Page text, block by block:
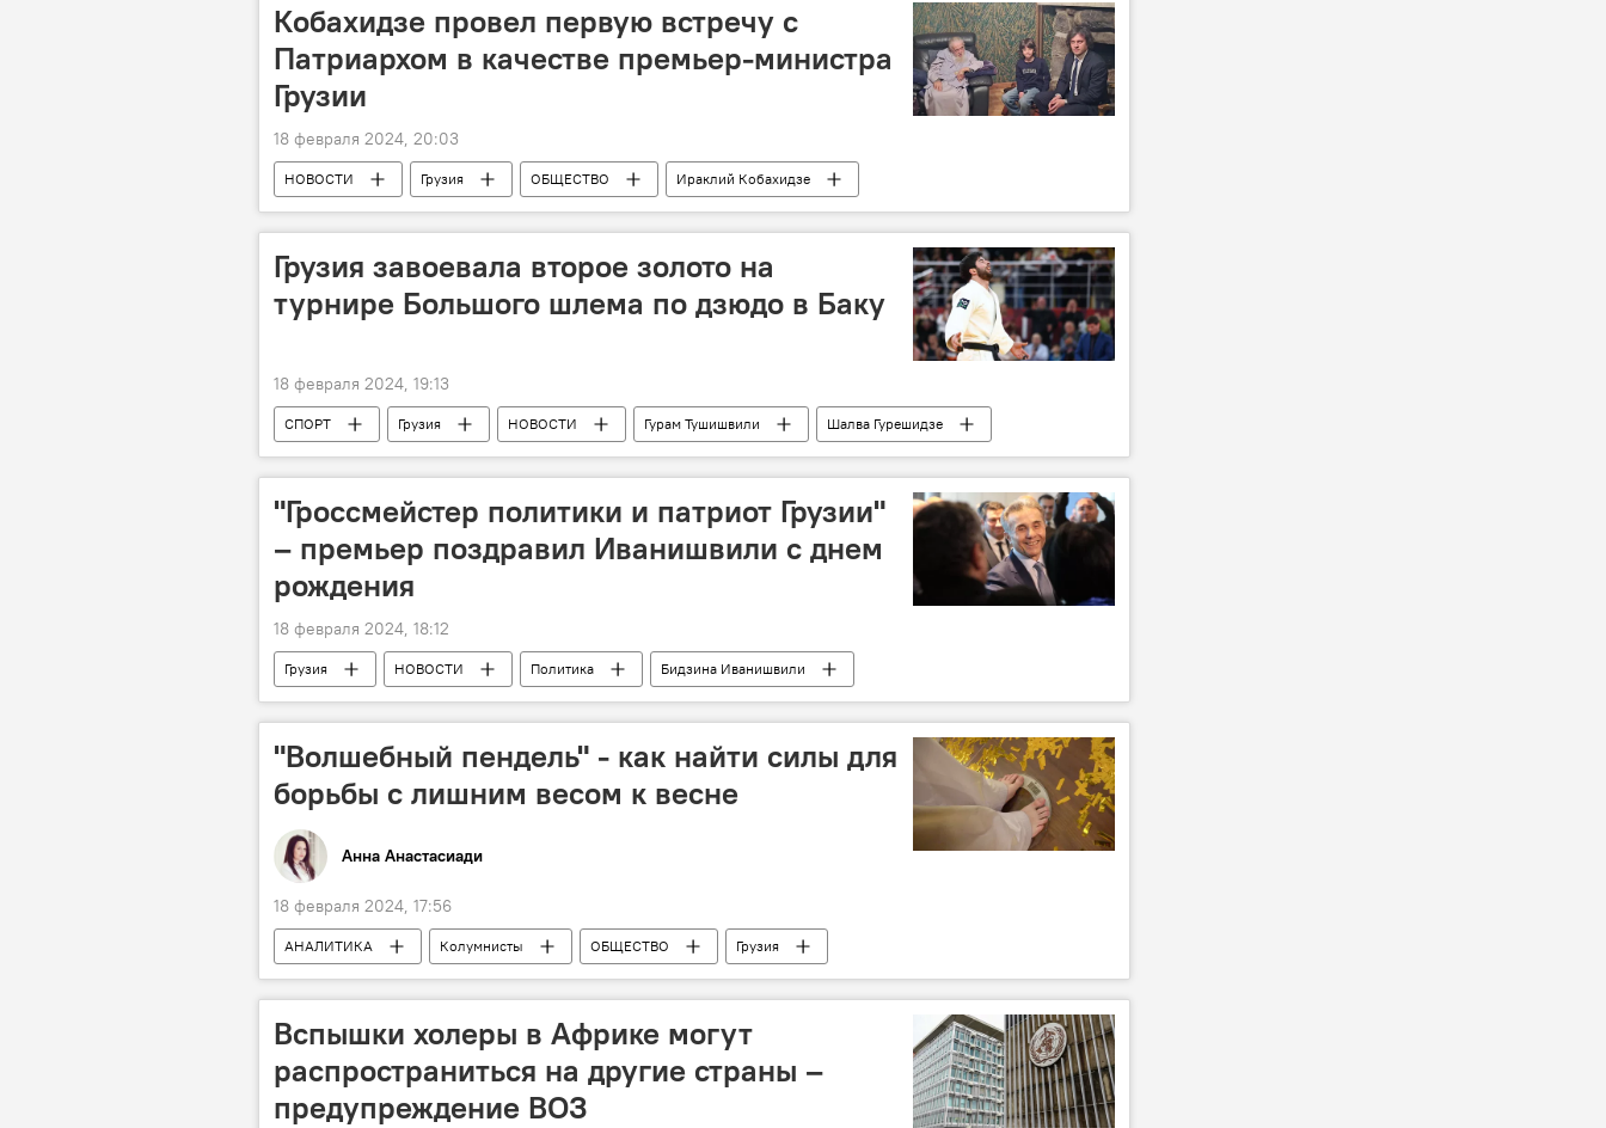
Кобахидзе провел первую встречу с
Патриархом в качестве премьер-министра
Грузии
18 февраля 2024, 20:03
НОВОСТИ Грузия ОБЩЕСТВО
Ираклий Кобахидзе
Католикос-Патриарх Всея Грузии Илия II
Грузия завоевала второе золото на
турнире Большого шлема по дзюдо в Баку
18 февраля 2024, 19:13
СПОРТ Грузия НОВОСТИ Гурам Тушишвили
Шалва Гурешидзе
Онисе Санеблидзе
Баку Гран-При по дзюдо
"Гроссмейстер политики и патриот Грузии"
– премьер поздравил Иванишвили с днем
рождения
18 февраля 2024, 18:12
Грузия НОВОСТИ Политика
Бидзина Иванишвили
Ираклий Кобахидзе
Грузинская мечта - демократическая Грузия
"Волшебный пендель" - как найти силы для
борьбы с лишним весом к весне
Анна Анастасиади
18 февраля 2024, 17:56
АНАЛИТИКА Колумнисты ОБЩЕСТВО Грузия
Вспышки холеры в Африке могут
распространиться на другие страны –
предупреждение ВОЗ